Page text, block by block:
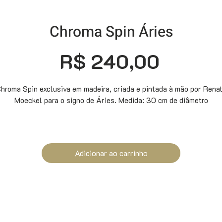
Chroma Spin Áries
R$ 240,00
Spin exclusiva em madeira, criada e pintada à mão por
Moeckel para o signo de Áries. Medida: 30 cm de diâmetro
Adicionar ao carrinho